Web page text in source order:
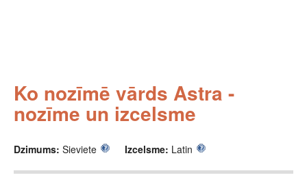
Ko nozīmē vārds Astra -
nozīme un izcelsme
Dzimums: Sieviete Izcelsme: Latin